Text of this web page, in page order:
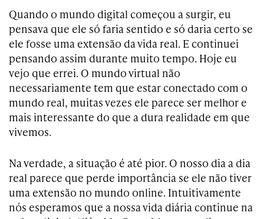
Quando o mundo digital começou a surgir, eu
pensava que ele só faria sentido e só daria certo se
ele fosse uma extensão da vida real. E continuei
pensando assim durante muito tempo. Hoje eu
vejo que errei. O mundo virtual não
necessariamente tem que estar conectado com o
mundo real, muitas vezes ele parece ser melhor e
mais interessante do que a dura realidade em que
vivemos.
Na verdade, a situação é até pior. O nosso dia a dia
real parece que perde importância se ele não tiver
uma extensão no mundo online. Intuitivamente
nós esperamos que a nossa vida diária continue na